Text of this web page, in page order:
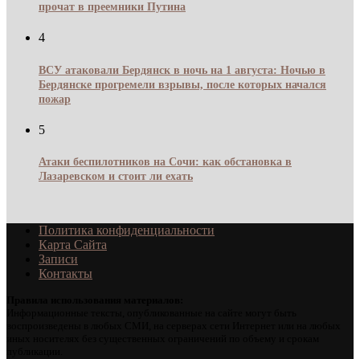
прочат в преемники Путина
4
ВСУ атаковали Бердянск в ночь на 1 августа: Ночью в
Бердянске прогремели взрывы, после которых начался
пожар
5
Атаки беспилотников на Сочи: как обстановка в
Лазаревском и стоит ли ехать
Политика конфиденциальности
Карта Сайта
Записи
Контакты